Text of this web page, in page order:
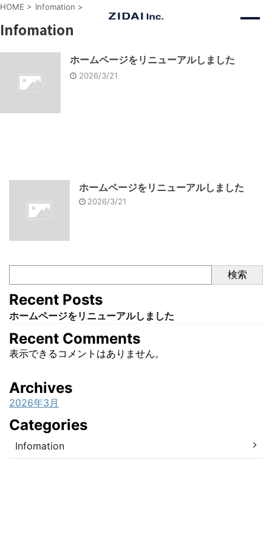
HOME > Infomation >
Infomation
ホームページをリニューアルしました
2026/3/21
ホームページをリニューアルしました
2026/3/21
検索
Recent Posts
ホームページをリニューアルしました
Recent Comments
表示できるコメントはありません。
Archives
2026年3月
Categories
Infomation